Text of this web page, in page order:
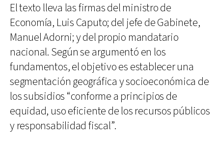
El texto lleva las firmas del ministro de
Economía, Luis Caputo; del jefe de Gabinete,
Manuel Adorni; y del propio mandatario
nacional. Según se argumentó en los
fundamentos, el objetivo es establecer una
segmentación geográfica y socioeconómica de
los subsidios “conforme a principios de
equidad, uso eficiente de los recursos públicos
y responsabilidad fiscal”.